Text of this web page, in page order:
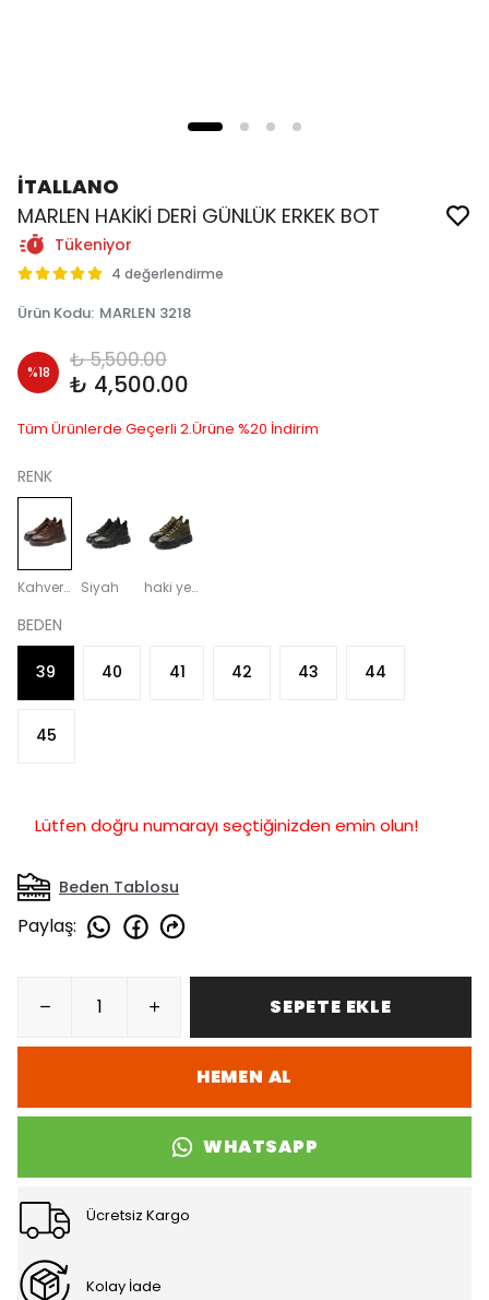
İTALLANO
MARLEN HAKİKİ DERİ GÜNLÜK ERKEK BOT
Tükeniyor
4 değerlendirme
Ürün Kodu: MARLEN 3218
%18 ₺ 5,500.00
₺ 4,500.00
Tüm Ürünlerde Geçerli 2.Ürüne %20 İndirim
RENK
Kahverengi Siyah haki yeşil
BEDEN
39 40 41 42 43 44
45
Lütfen doğru numarayı seçtiğinizden emin olun!
Beden Tablosu
Paylaş:
SEPETE EKLE
HEMEN AL
WHATSAPP
Ücretsiz Kargo
Kolay İade